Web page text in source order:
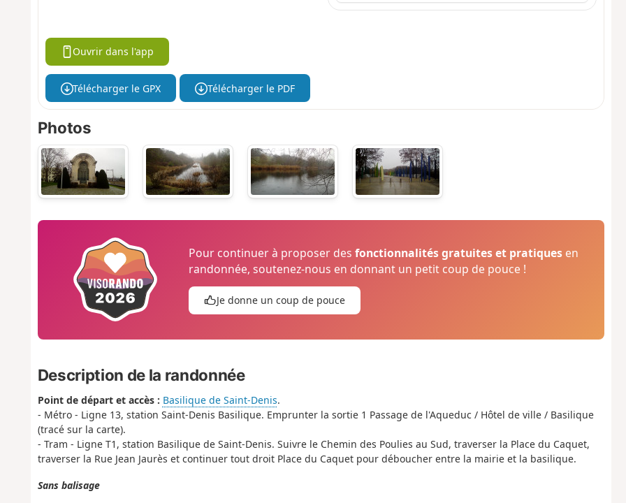
Ouvrir dans l'app
Télécharger le GPX Télécharger le PDF
Photos
Pour continuer à proposer desfonctionnalités gratuites et pratiques en
randonnée, soutenez-nous en donnant un petit coup de pouce !
Je donne un coup de pouce
Description de la randonnée
Point de départ et accès : Basilique de Saint-Denis.
- Métro - Ligne 13, station Saint-Denis Basilique. Emprunter la sortie 1 Passage de l'Aqueduc / Hôtel de ville / Basilique
(tracé sur la carte).
- Tram - Ligne T1, station Basilique de Saint-Denis. Suivre le Chemin des Poulies au Sud, traverser la Place du Caquet,
traverser la Rue Jean Jaurès et continuer tout droit Place du Caquet pour déboucher entre la mairie et la basilique.
Sans balisage